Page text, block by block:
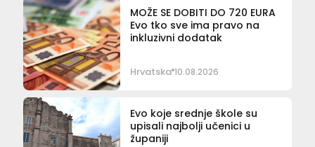
MOŽE SE DOBITI DO 720 EURA
Evo tko sve ima pravo na
inkluzivni dodatak
Hrvatska 10.08.2026
Evo koje srednje škole su
upisali najbolji učenici u
županiji